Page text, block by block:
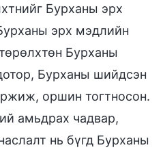
Бурханы эрх
эрх мэдлийн
Бурханы
Бурханы шийдсэн
оршин тогтносон.
амьдрах чадвар,
нь бүгд Бурханы